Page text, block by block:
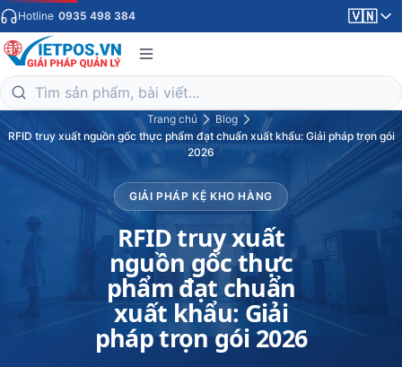
Hotline 0935 498 384 🇻🇳
Trang chủ
Blog
RFID truy xuất nguồn gốc thực phẩm đạt chuẩn xuất khẩu: Giải pháp trọn gói
2026
GIẢI PHÁP KỆ KHO HÀNG
RFID truy xuất
nguồn gốc thực
phẩm đạt chuẩn
xuất khẩu: Giải
pháp trọn gói 2026